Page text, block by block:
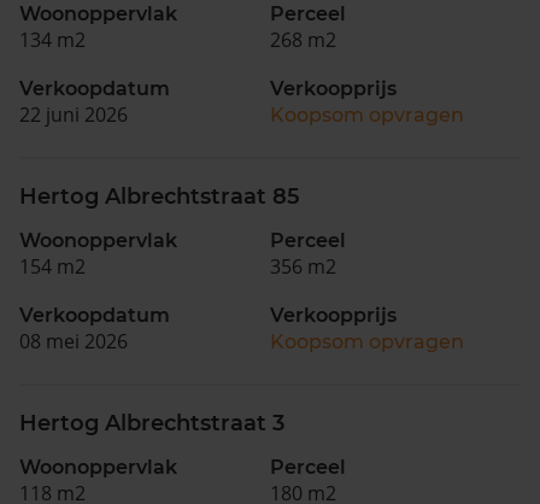
Woonoppervlak
134 m2
Perceel
268 m2
Verkoopdatum
22 juni 2026
Verkoopprijs
Koopsom opvragen
Hertog Albrechtstraat 85
Woonoppervlak
154 m2
Perceel
356 m2
Verkoopdatum
08 mei 2026
Verkoopprijs
Koopsom opvragen
Hertog Albrechtstraat 3
Woonoppervlak
118 m2
Perceel
180 m2